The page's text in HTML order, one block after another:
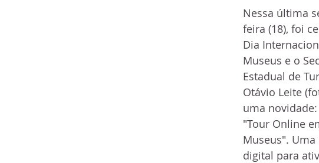
Nessa última
feira (18), foi
Dia
Museus e o
Estadual de
Otávio Leite
uma
"Tour Online
Museus".
digital para